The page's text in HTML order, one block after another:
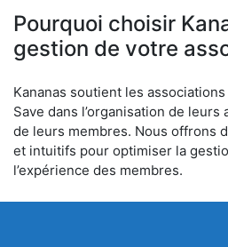
Pourquoi choisir
gestion de votre
Kananas soutient les
Save dans l’organisation de
de leurs membres. Nous offrons
et intuitifs pour optimiser la
l’expérience des membres.